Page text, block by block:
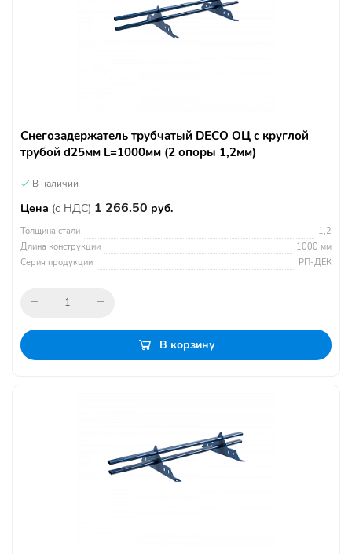
Снегозадержатель трубчатый DECO ОЦ с круглой
трубой d25мм L=1000мм (2 опоры 1,2мм)
В наличии
Цена (с НДС) 1 266.50 руб.
Толщина стали
1,2
Длина конструкции
1000 мм
Серия продукции
РП-ДЕК
В корзину